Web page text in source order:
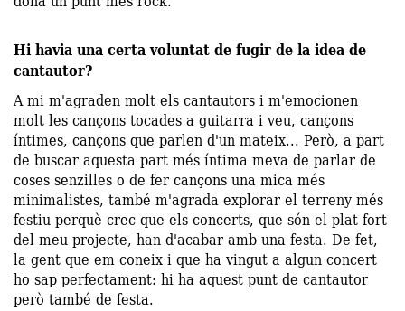
Hi havia una certa voluntat de fugir de la idea de
cantautor?
A mi m'agraden molt els cantautors i m'emocionen
molt les cançons tocades a guitarra i veu, cançons
íntimes, cançons que parlen d'un mateix... Però, a part
de buscar aquesta part més íntima meva de parlar de
coses senzilles o de fer cançons una mica més
minimalistes, també m'agrada explorar el terreny més
festiu perquè crec que els concerts, que són el plat fort
del meu projecte, han d'acabar amb una festa. De fet,
la gent que em coneix i que ha vingut a algun concert
ho sap perfectament: hi ha aquest punt de cantautor
però també de festa.